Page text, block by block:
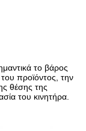
το βάρος
του προϊόντος, την
θέσης της
του κινητήρα.